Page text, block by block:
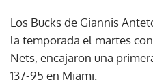
Los Bucks de Giannis
la temporada el martes
Nets, encajaron una
137-95 en Miami.